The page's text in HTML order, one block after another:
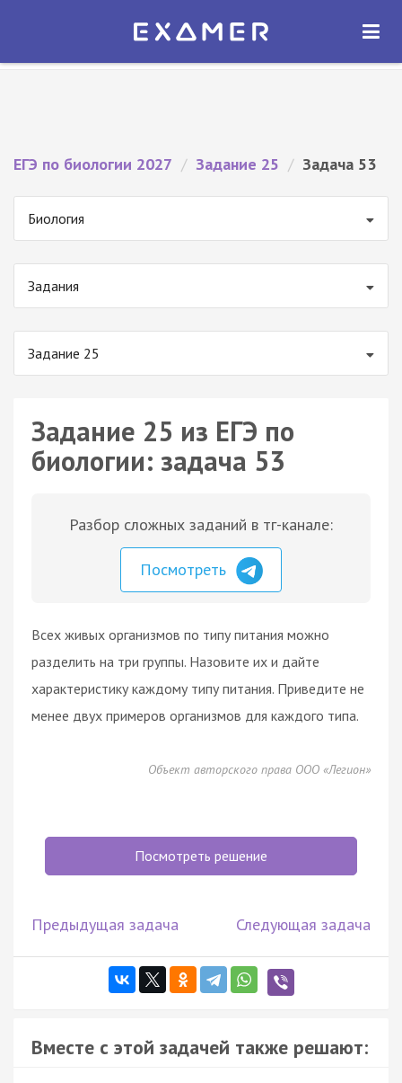
Экзамер — ЕГЭ 2027
ОТКРЫТЬ
ЕГЭ по биологии 2027 / Задание 25 / Задача 53
Биология
Задания
Задание 25
Задание 25 из ЕГЭ по
биологии: задача 53
Разбор сложных заданий в тг-канале:
Посмотреть
Всех живых организмов по типу питания можно
разделить на три группы. Назовите их и дайте
характеристику каждому типу питания. Приведите не
менее двух примеров организмов для каждого типа.
Объект авторского права ООО «Легион»
Посмотреть решение
Предыдущая задача Следующая задача
Вместе с этой задачей также решают: